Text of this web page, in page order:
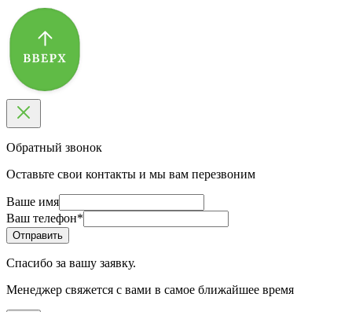
Обратный звонок
Оставьте свои контакты и мы вам перезвоним
Ваше имя
Ваш телефон*
Спасибо за вашу заявку.
Менеджер свяжется с вами в самое ближайшее время